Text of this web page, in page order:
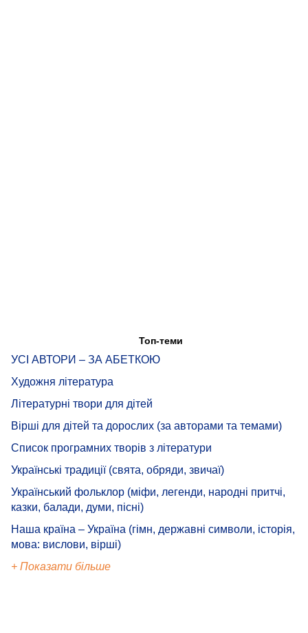
Топ-теми
УСІ АВТОРИ – ЗА АБЕТКОЮ
Художня література
Літературні твори для дітей
Вірші для дітей та дорослих (за авторами та темами)
Список програмних творів з літератури
Українські традиції (свята, обряди, звичаї)
Український фольклор (міфи, легенди, народні притчі,
казки, балади, думи, пісні)
Наша країна – Україна (гімн, державні символи, історія,
мова: вислови, вірші)
+ Показати більше